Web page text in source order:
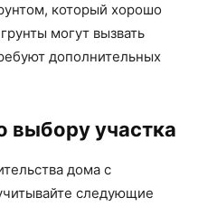
который хорошо
могут вызвать
дополнительных
выбору участка
дома с
следующие